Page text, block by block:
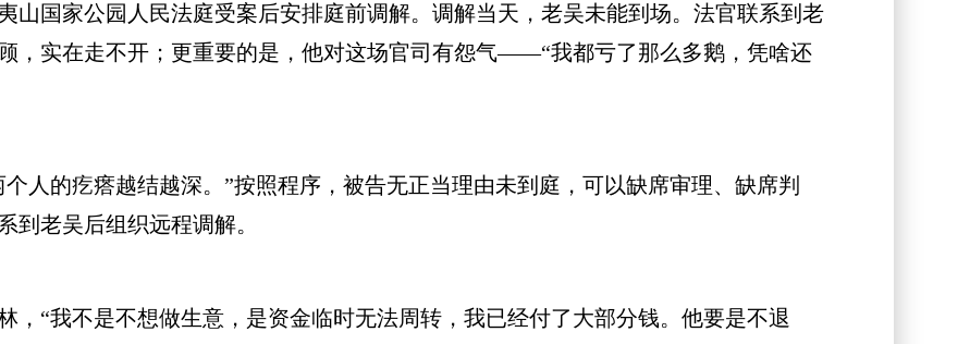
国家公园人民法庭受案后安排庭前调解。调解当天，老吴未能到场。法官联系到老
，实在走不开；更重要的是，他对这场官司有怨气——“我都亏了那么多鹅，凭啥还
的疙瘩越结越深。”按照程序，被告无正当理由未到庭，可以缺席审理、缺席判
到老吴后组织远程调解。
“我不是不想做生意，是资金临时无法周转，我已经付了大部分钱。他要是不退